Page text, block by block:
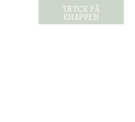
TRYCK PÅ
KNAPPEN